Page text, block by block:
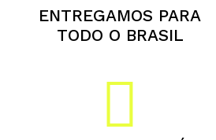
ENTREGAMOS PARA
TODO O BRASIL